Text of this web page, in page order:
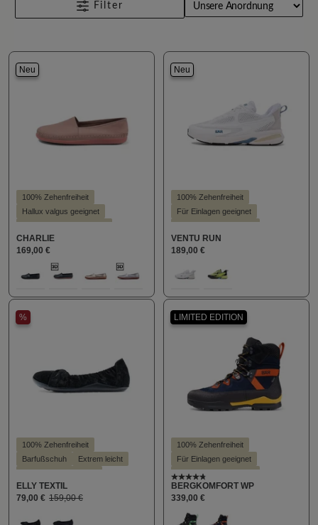
Filter
Neu
100% Zehenfreiheit
Hallux valgus geeignet
Leichter Einstieg
Schlanke Silhouette
Stil - Casual
CHARLIE
169,00 €
auswählen
100 405 710 713 812
Neu
100% Zehenfreiheit
Für Einlagen geeignet
Hohe Dämpfung
Hoher Trendfaktor
Schlanke Silhouette
Stil - Sportlich
VENTU RUN
189,00 €
auswählen
316 680
%
100% Zehenfreiheit
Barfußschuh
Extrem leicht
Hallux valgus geeignet
Hoher Trendfaktor
ELLY TEXTIL
79,00 € 159,00 €
LIMITED EDITION
100% Zehenfreiheit
Für Einlagen geeignet
Hallux valgus geeignet
Hohe Dämpfung
KäuferInnen Empfehlung
Stil - Sportlich
Durchschnittliche
BERGKOMFORT WP
339,00 €
Farbe auswählen